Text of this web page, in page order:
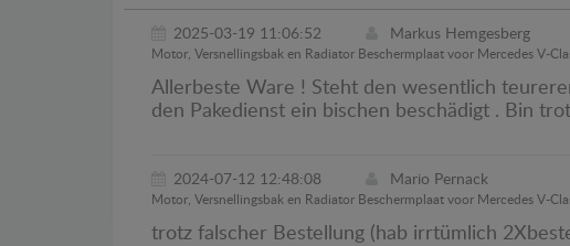
2025-03-19 11:06:52 Markus Hemgesberg
Motor, Versnellingsbak en Radiator Beschermplaat voor Mercedes V-
Allerbeste Ware ! Steht den wesentlich
den Pakedienst ein bischen beschädigt . Bin
2024-07-12 12:48:08 Mario Pernack
Motor, Versnellingsbak en Radiator Beschermplaat voor Mercedes V-
trotz falscher Bestellung (hab irrtümlich